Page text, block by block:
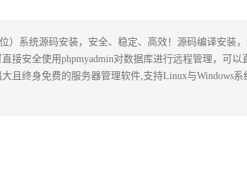
位）系统源码安装，安全、稳定、高效！源码编译安
接安全使用phpmyadmin对数据库进行远程管理，可以
且终身免费的服务器管理软件,支持Linux与Windows